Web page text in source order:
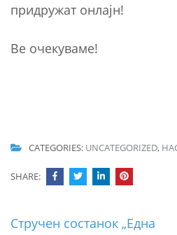
придружат онлајн!
Ве очекуваме!
CATEGORIES: UNCATEGORIZED,
SHARE:
Post
Стручен состанок „Една